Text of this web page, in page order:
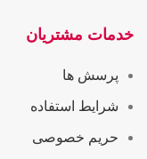
خدمات مشتریان
پرسش ها
شرایط استفاده
حریم خصوصی